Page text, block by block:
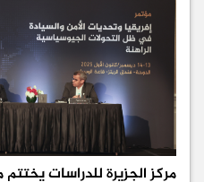
مركز الجزيرة للدراسات